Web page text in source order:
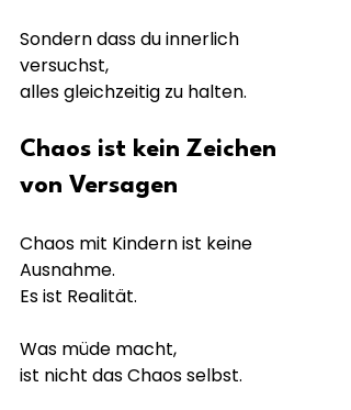
Sondern dass du innerlich
versuchst,
alles gleichzeitig zu halten.
Chaos ist kein Zeichen
von Versagen
Chaos mit Kindern ist keine
Ausnahme.
Es ist Realität.
Was müde macht,
ist nicht das Chaos selbst.